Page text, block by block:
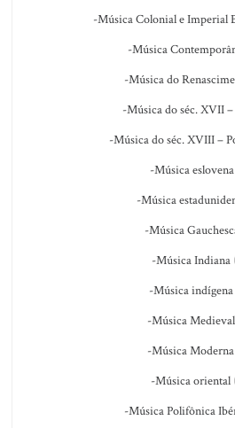
-Música Colonial e Imperial
-Música
-Música do
-Música do séc. XVII
-Música do séc. XVIII –
-Música eslovena
-Música
-Música
-Música Indiana
-Música indígena
-Música Medieval
-Música Moderna
-Música oriental
-Música Polifônica